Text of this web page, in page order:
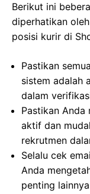
Berikut ini
diperhatikan
posisi kurir di
Pastikan
sistem adalah
dalam
Pastikan Anda
aktif dan
rekrutmen
Selalu cek
Anda
penting